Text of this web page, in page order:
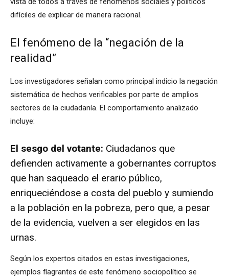
difíciles de explicar de manera racional.
El fenómeno de la “negación de la
realidad”
Los investigadores señalan como principal indicio la negación
sistemática de hechos verificables por parte de amplios
sectores de la ciudadanía. El comportamiento analizado
incluye:
El sesgo del votante: Ciudadanos que
defienden activamente a gobernantes corruptos
que han saqueado el erario público,
enriqueciéndose a costa del pueblo y sumiendo
a la población en la pobreza, pero que, a pesar
de la evidencia, vuelven a ser elegidos en las
urnas.
Según los expertos citados en estas investigaciones,
ejemplos flagrantes de este fenómeno sociopolítico se